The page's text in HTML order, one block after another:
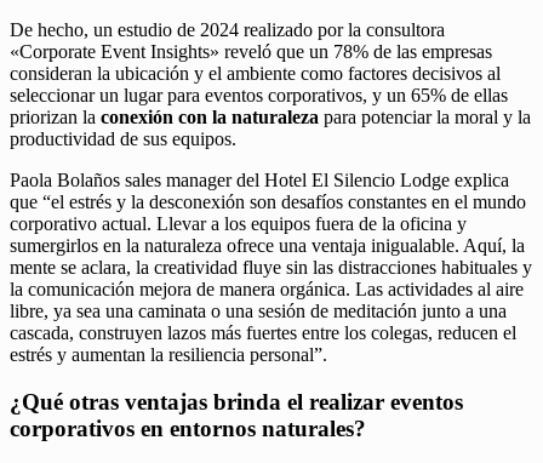
De hecho, un estudio de 2024 realizado por la consultora
«Corporate Event Insights» reveló que un 78% de las empresas
consideran la ubicación y el ambiente como factores decisivos al
seleccionar un lugar para eventos corporativos, y un 65% de ellas
priorizan la conexión con la naturaleza para potenciar la moral y la
productividad de sus equipos.
Paola Bolaños sales manager del Hotel El Silencio Lodge explica
que “el estrés y la desconexión son desafíos constantes en el mundo
corporativo actual. Llevar a los equipos fuera de la oficina y
sumergirlos en la naturaleza ofrece una ventaja inigualable. Aquí, la
mente se aclara, la creatividad fluye sin las distracciones habituales y
la comunicación mejora de manera orgánica. Las actividades al aire
libre, ya sea una caminata o una sesión de meditación junto a una
cascada, construyen lazos más fuertes entre los colegas, reducen el
estrés y aumentan la resiliencia personal”.
¿Qué otras ventajas brinda el realizar eventos
corporativos en entornos naturales?